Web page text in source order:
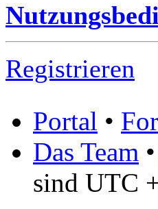
Registrieren
Portal •
Das Team •
sind UTC